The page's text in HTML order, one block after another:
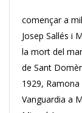
començar a
Josep Sallés i
la mort del
de Sant
1929,
Vanguardia a